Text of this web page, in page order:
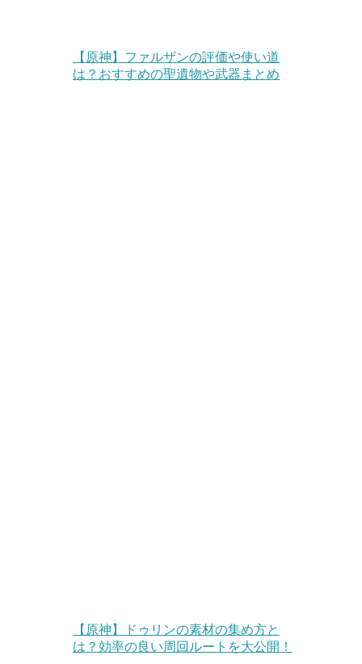
【原神】ファルザンの評価や使い道
は？おすすめの聖遺物や武器まとめ
【原神】ドゥリンの素材の集め方と
は？効率の良い周回ルートを大公開！